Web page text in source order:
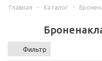
Главная - Каталог -
Фильтр